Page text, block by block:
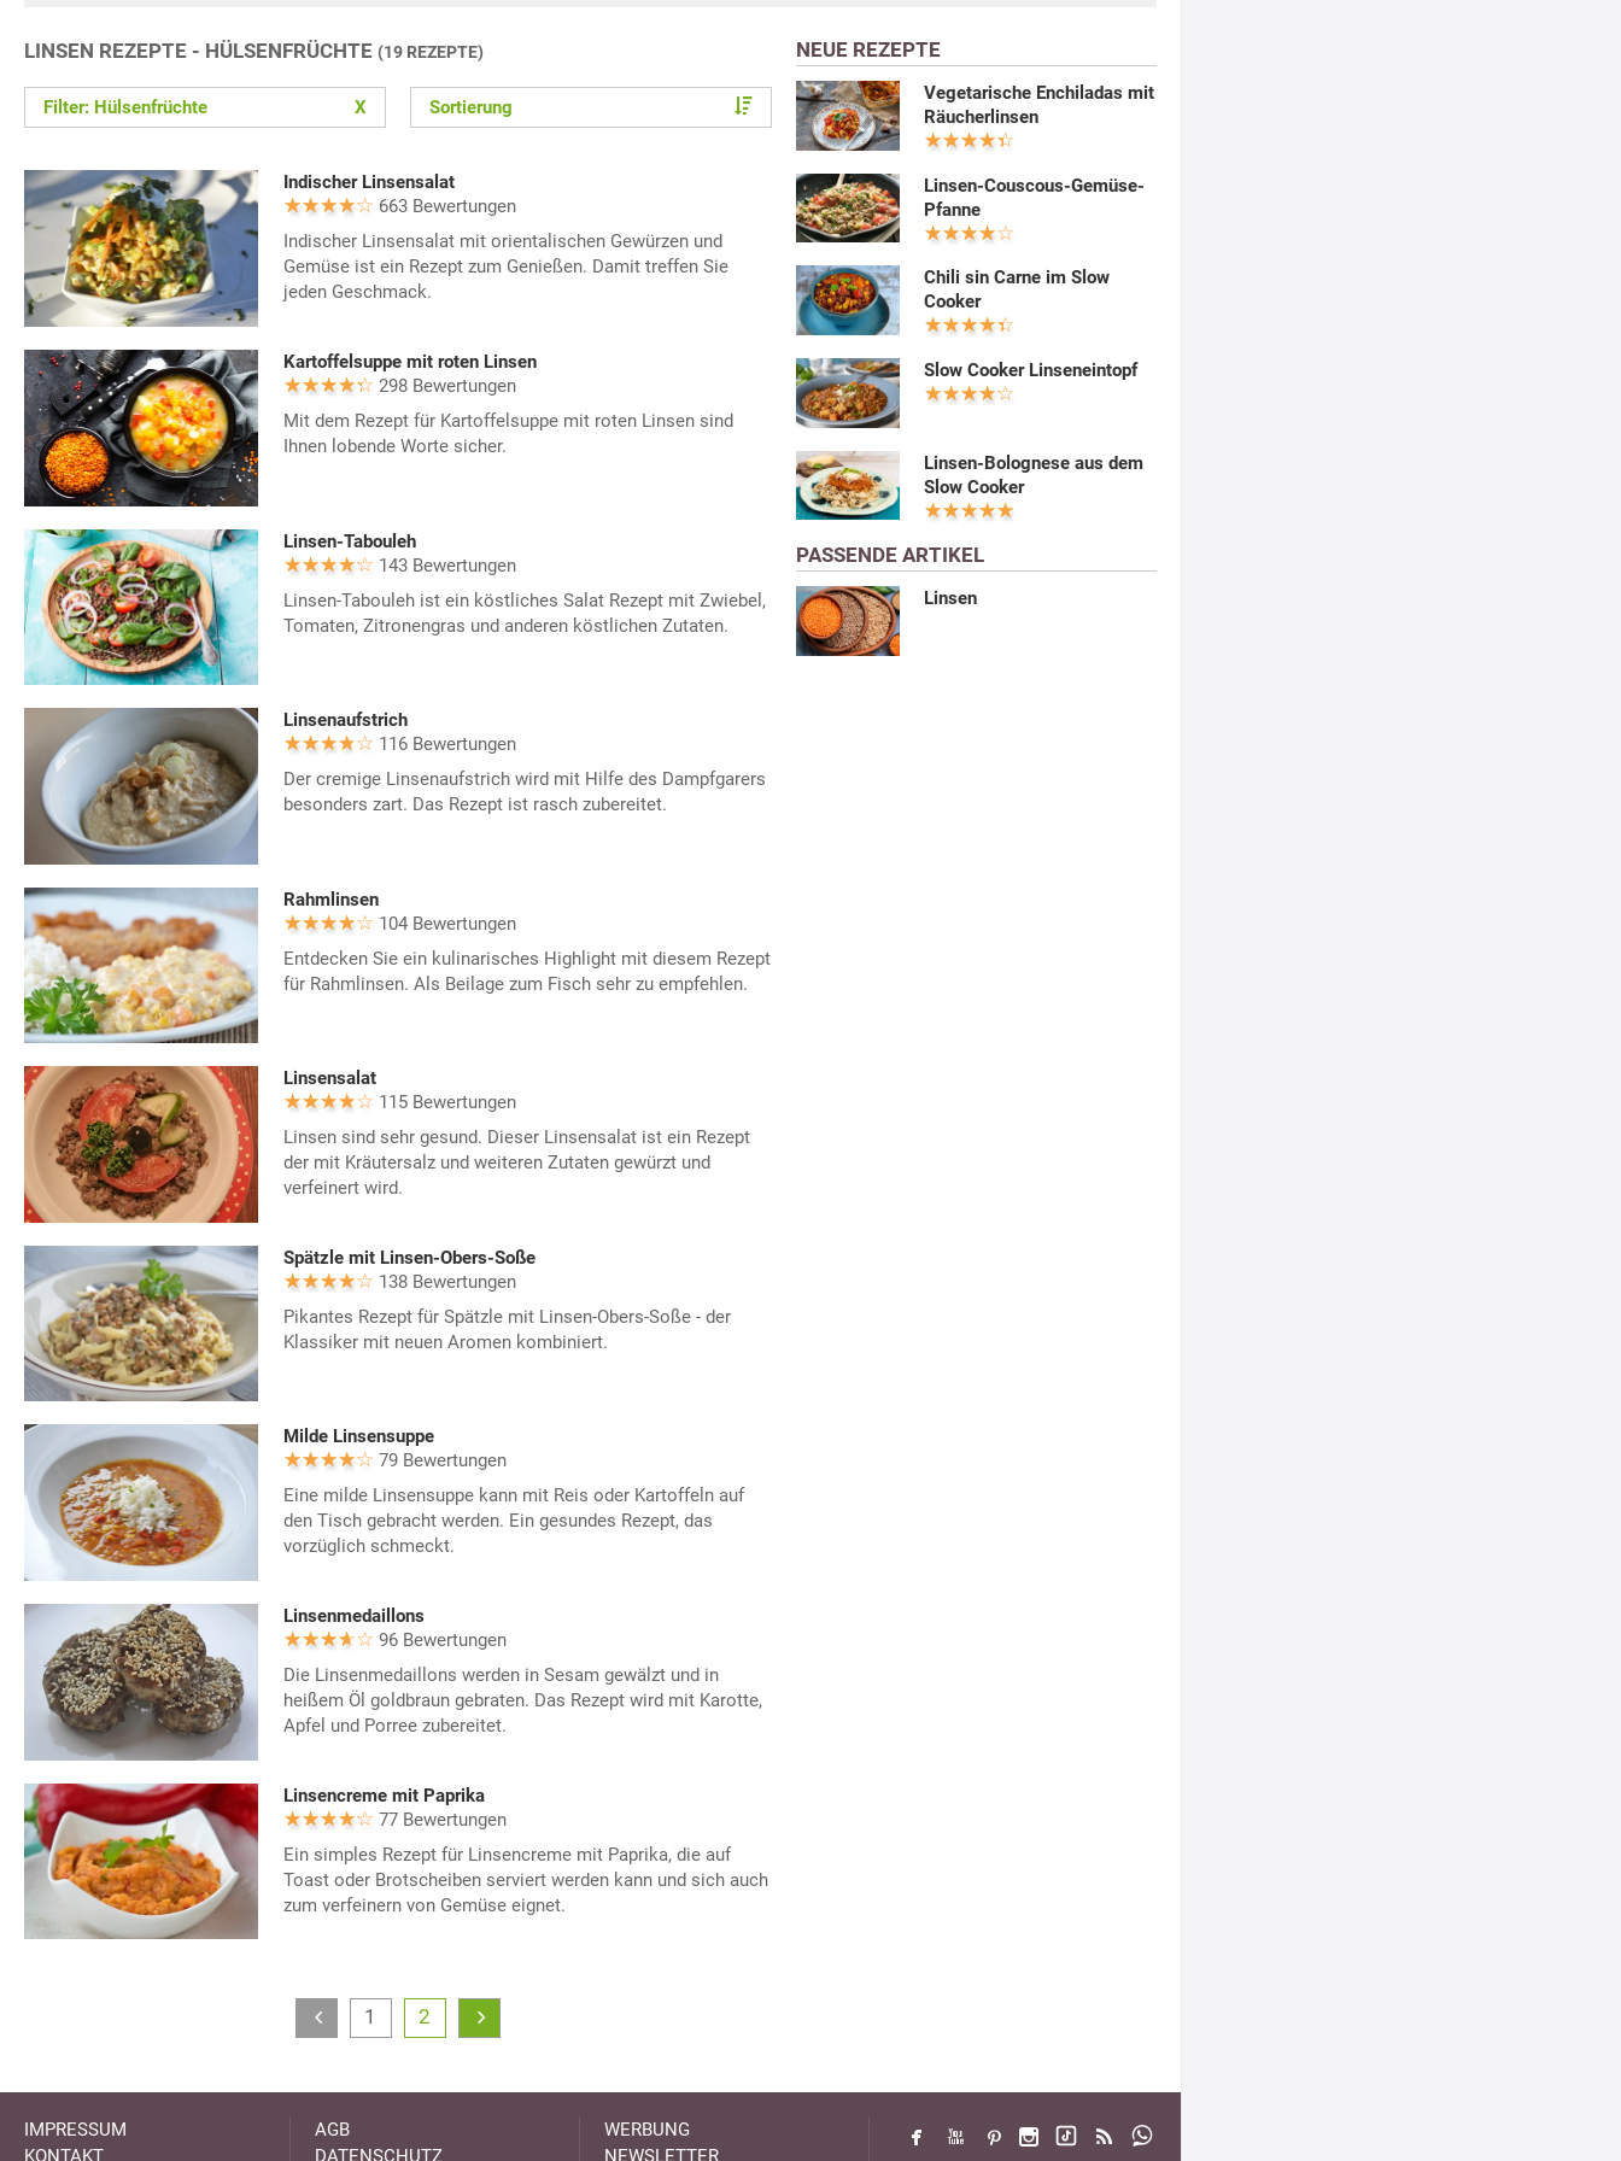
LINSEN REZEPTE - HÜLSENFRÜCHTE (19 REZEPTE)
Filter: Hülsenfrüchte X Sortierung
Indischer Linsensalat
663 Bewertungen
Indischer Linsensalat mit orientalischen Gewürzen und
Gemüse ist ein Rezept zum Genießen. Damit treffen Sie
jeden Geschmack.
Kartoffelsuppe mit roten Linsen
298 Bewertungen
Mit dem Rezept für Kartoffelsuppe mit roten Linsen sind
Ihnen lobende Worte sicher.
Linsen-Tabouleh
143 Bewertungen
Linsen-Tabouleh ist ein köstliches Salat Rezept mit Zwiebel,
Tomaten, Zitronengras und anderen köstlichen Zutaten.
Linsenaufstrich
116 Bewertungen
Der cremige Linsenaufstrich wird mit Hilfe des Dampfgarers
besonders zart. Das Rezept ist rasch zubereitet.
Rahmlinsen
104 Bewertungen
Entdecken Sie ein kulinarisches Highlight mit diesem Rezept
für Rahmlinsen. Als Beilage zum Fisch sehr zu empfehlen.
Linsensalat
115 Bewertungen
Linsen sind sehr gesund. Dieser Linsensalat ist ein Rezept
der mit Kräutersalz und weiteren Zutaten gewürzt und
verfeinert wird.
Spätzle mit Linsen-Obers-Soße
138 Bewertungen
Pikantes Rezept für Spätzle mit Linsen-Obers-Soße - der
Klassiker mit neuen Aromen kombiniert.
Milde Linsensuppe
79 Bewertungen
Eine milde Linsensuppe kann mit Reis oder Kartoffeln auf
den Tisch gebracht werden. Ein gesundes Rezept, das
vorzüglich schmeckt.
Linsenmedaillons
96 Bewertungen
Die Linsenmedaillons werden in Sesam gewälzt und in
heißem Öl goldbraun gebraten. Das Rezept wird mit Karotte,
Apfel und Porree zubereitet.
Linsencreme mit Paprika
77 Bewertungen
Ein simples Rezept für Linsencreme mit Paprika, die auf
Toast oder Brotscheiben serviert werden kann und sich auch
zum verfeinern von Gemüse eignet.
1 2
NEUE REZEPTE
Vegetarische Enchiladas mit
Räucherlinsen
Linsen-Couscous-Gemüse-
Pfanne
Chili sin Carne im Slow
Cooker
Slow Cooker Linseneintopf
Linsen-Bolognese aus dem
Slow Cooker
PASSENDE ARTIKEL
Linsen
IMPRESSUM
KONTAKT
AGB
DATENSCHUTZ
WERBUNG
NEWSLETTER